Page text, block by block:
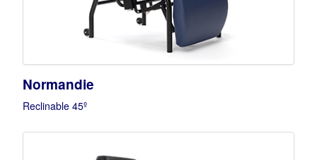
Normandie
Reclinable 45º